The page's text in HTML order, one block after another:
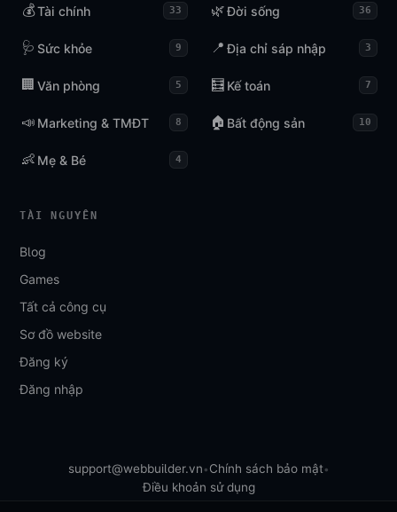
💰Tài chính 33 🌿Đời sống 36
🩺 Sức khỏe 9 📍 Địa chỉ sáp nhập 3
🏢 Văn phòng 5 🧮 Kế toán 7
📣 Marketing & TMĐT 8 🏠 Bất động sản 10
👶 Mẹ & Bé 4
TÀI NGUYÊN
Blog
Games
Tất cả công cụ
Sơ đồ website
Đăng ký
Đăng nhập
support@webbuilder.vn • Chính sách bảo mật •
Điều khoản sử dụng